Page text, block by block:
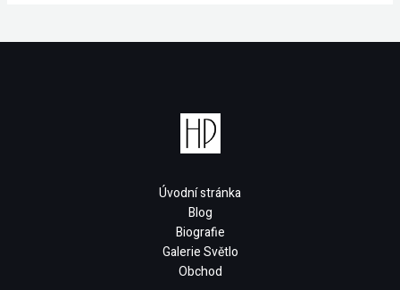
Úvodní stránka
Blog
Biografie
Galerie Světlo
Obchod